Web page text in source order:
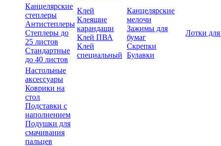
Канцелярские
степлеры
Антистеплеры
Степлеры до
25 листов
Стандартные
до 40 листов
Клей
Клеящие
карандаши
Клей ПВА
Клей
специальный
Канцелярские
мелочи
Зажимы для
бумаг
Скрепки
Булавки
Лотки
Настольные
аксессуары
Коврики на
стол
Подставки с
наполнением
Подушки для
смачивания
пальцев